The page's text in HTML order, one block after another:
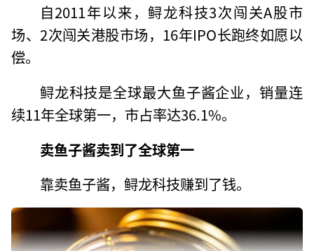
自2011年以来，鲟龙科技3次闯关A股市
场、2次闯关港股市场，16年IPO长跑终如愿以
偿。
鲟龙科技是全球最大鱼子酱企业，销量连
续11年全球第一，市占率达36.1%。
卖鱼子酱卖到了全球第一
靠卖鱼子酱，鲟龙科技赚到了钱。